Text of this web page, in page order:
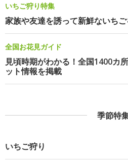
いちご狩り特集
家族や友達を誘って新鮮ないち
全国お花見ガイド
見頃時期がわかる！全国1400カ
ット情報を掲載
季節特
いちご狩り